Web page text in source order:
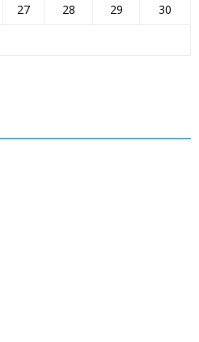
27 28 29
30